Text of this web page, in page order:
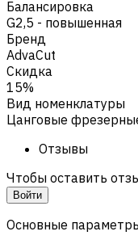
Балансировка
G2,5 - повышенная
Бренд
AdvaCut
Скидка
15%
Вид номенклатуры
Цанговые
Отзывы
Чтобы оставить
Войти
Основные